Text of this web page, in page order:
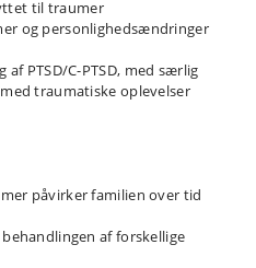
til traumer
og personlighedsændringer
PTSD/C-PTSD, med særlig
traumatiske oplevelser
påvirker familien over tid
behandlingen af forskellige